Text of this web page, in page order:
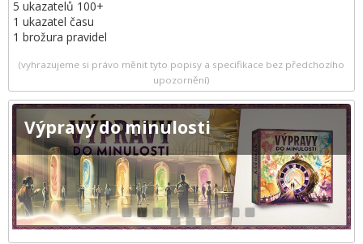
5 ukazatelů 100+
1 ukazatel času
1 brožura pravidel
(vyhrazujeme si právo měnit tyto popisy a specifikace bez předchozího
upozornění)
Výpravy do minulosti